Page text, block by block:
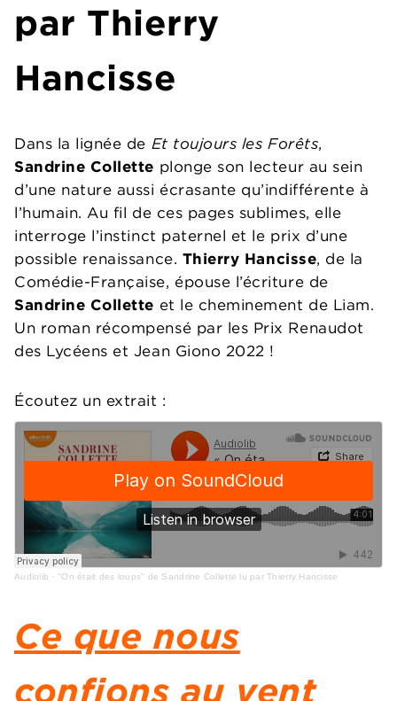
par Thierry
Hancisse
Dans la lignée de Et toujours les Forêts,
Sandrine Collette plonge son lecteur au sein
d’une nature aussi écrasante qu’indifférente à
l’humain. Au fil de ces pages sublimes, elle
interroge l’instinct paternel et le prix d’une
possible renaissance. Thierry Hancisse, de la
Comédie-Française, épouse l’écriture de
Sandrine Collette et le cheminement de Liam.
Un roman récompensé par les Prix Renaudot
des Lycéens et Jean Giono 2022 !
Écoutez un extrait :
Audiolib · "On était des loups" de Sandrine Collette lu par Thierry Hancisse
Ce que nous
confions au vent